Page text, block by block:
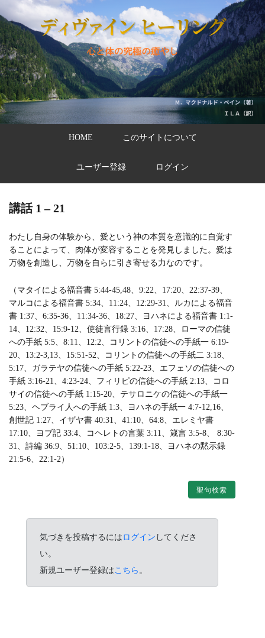
HOME このサイトについて
ユーザー登録 ログイン
講話 1 – 21
わたし自身の体験から、愛という神の本質を意識的に自覚す
ることによって、肉体が変容することを発見しました。愛は
万物を創造し、万物を自らに引き寄せる力なのです。
（マタイによる福音書 5:44-45,48、9:22、17:20、22:37-39、
マルコによる福音書 5:34、11:24、12:29-31、ルカによる福音
書 1:37、6:35-36、11:34-36、18:27、ヨハネによる福音書 1:1-
14、12:32、15:9-12、使徒言行録 3:16、17:28、ローマの信徒
への手紙 5:5、8:11、12:2、コリントの信徒への手紙一 6:19-
20、13:2-3,13、15:51-52、コリントの信徒への手紙二 3:18、
5:17、ガラテヤの信徒への手紙 5:22-23、エフェソの信徒への
手紙 3:16-21、4:23-24、フィリピの信徒への手紙 2:13、コロ
サイの信徒への手紙 1:15-20、テサロニケの信徒への手紙一
5:23、ヘブライ人への手紙 1:3、ヨハネの手紙一 4:7-12,16、
創世記 1:27、イザヤ書 40:31、41:10、64:8、エレミヤ書
17:10、ヨブ記 33:4、コヘレトの言葉 3:11、箴言 3:5-8、 8:30-
31、詩編 36:9、51:10、103:2-5、139:1-18、ヨハネの黙示録
21:5-6、22:1-2）
聖句検索
気づきを投稿するにはログイン してくださ
い。
新規ユーザー登録はこちら 。